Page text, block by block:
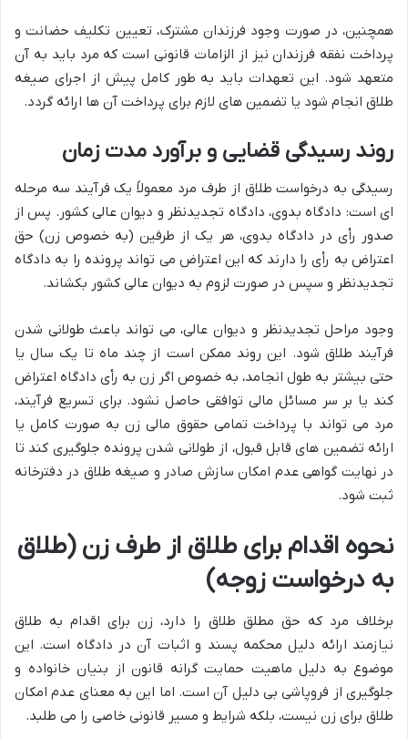
همچنین، در صورت وجود فرزندان مشترک، تعیین تکلیف حضانت و
پرداخت نفقه فرزندان نیز از الزامات قانونی است که مرد باید به آن
متعهد شود. این تعهدات باید به طور کامل پیش از اجرای صیغه
طلاق انجام شود یا تضمین های لازم برای پرداخت آن ها ارائه گردد.
روند رسیدگی قضایی و برآورد مدت زمان
رسیدگی به درخواست طلاق از طرف مرد معمولاً یک فرآیند سه مرحله
ای است: دادگاه بدوی، دادگاه تجدیدنظر و دیوان عالی کشور. پس از
صدور رأی در دادگاه بدوی، هر یک از طرفین (به خصوص زن) حق
اعتراض به رأی را دارند که این اعتراض می تواند پرونده را به دادگاه
تجدیدنظر و سپس در صورت لزوم به دیوان عالی کشور بکشاند.
وجود مراحل تجدیدنظر و دیوان عالی، می تواند باعث طولانی شدن
فرآیند طلاق شود. این روند ممکن است از چند ماه تا یک سال یا
حتی بیشتر به طول انجامد، به خصوص اگر زن به رأی دادگاه اعتراض
کند یا بر سر مسائل مالی توافقی حاصل نشود. برای تسریع فرآیند،
مرد می تواند با پرداخت تمامی حقوق مالی زن به صورت کامل یا
ارائه تضمین های قابل قبول، از طولانی شدن پرونده جلوگیری کند تا
در نهایت گواهی عدم امکان سازش صادر و صیغه طلاق در دفترخانه
ثبت شود.
نحوه اقدام برای طلاق از طرف زن (طلاق
به درخواست زوجه)
برخلاف مرد که حق مطلق طلاق را دارد، زن برای اقدام به طلاق
نیازمند ارائه دلیل محکمه پسند و اثبات آن در دادگاه است. این
موضوع به دلیل ماهیت حمایت گرانه قانون از بنیان خانواده و
جلوگیری از فروپاشی بی دلیل آن است. اما این به معنای عدم امکان
طلاق برای زن نیست، بلکه شرایط و مسیر قانونی خاصی را می طلبد.